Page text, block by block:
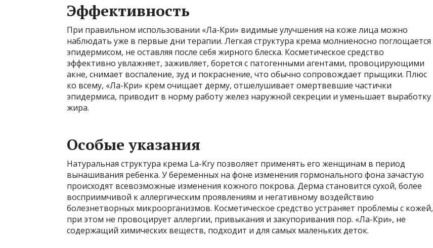
Эффективность
При правильном использовании «Ла-Кри» видимые улучшения на коже лица можно
наблюдать уже в первые дни терапии. Легкая структура крема молниеносно поглощается
эпидермисом, не оставляя после себя жирного блеска. Косметическое средство
эффективно увлажняет, заживляет, борется с патогенными агентами, провоцирующими
акне, снимает воспаление, зуд и покраснение, что обычно сопровождает прыщики. Плюс
ко всему, «Ла-Кри» крем очищает дерму, отшелушивает омертвевшие частички
эпидермиса, приводит в норму работу желез наружной секреции и уменьшает выработку
жира.
Особые указания
Натуральная структура крема La-Kry позволяет применять его женщинам в период
вынашивания ребенка. У беременных на фоне изменения гормонального фона зачастую
происходят всевозможные изменения кожного покрова. Дерма становится сухой, более
восприимчивой к аллергическим проявлениям и негативному воздействию
болезнетворных микроорганизмов. Косметическое средство устраняет проблемы с кожей,
при этом не провоцирует аллергии, привыкания и закупоривания пор. «Ла-Кри», не
содержащий химических веществ, подходит и для самых маленьких деток.